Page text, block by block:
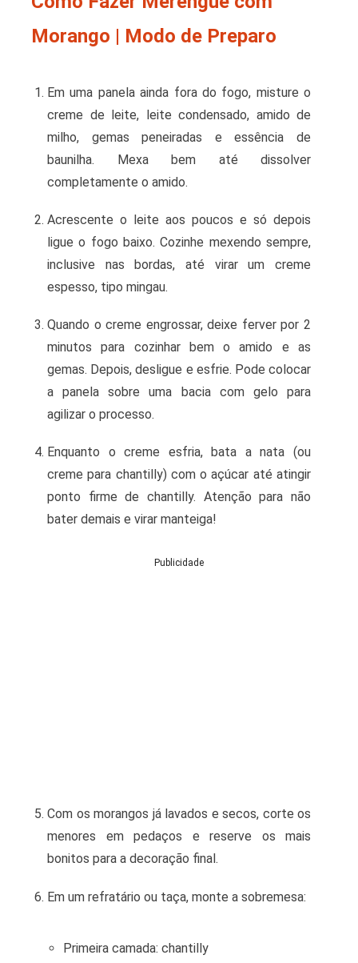
Morango | Modo de Preparo
Em uma panela ainda fora do fogo, misture o
creme de leite, leite condensado, amido de
milho, gemas peneiradas e essência de
baunilha. Mexa bem até dissolver
completamente o amido.
Acrescente o leite aos poucos e só depois
ligue o fogo baixo. Cozinhe mexendo sempre,
inclusive nas bordas, até virar um creme
espesso, tipo mingau.
Quando o creme engrossar, deixe ferver por 2
minutos para cozinhar bem o amido e as
gemas. Depois, desligue e esfrie. Pode colocar
a panela sobre uma bacia com gelo para
agilizar o processo.
Enquanto o creme esfria, bata a nata (ou
creme para chantilly) com o açúcar até atingir
ponto firme de chantilly. Atenção para não
bater demais e virar manteiga!
Publicidade
Com os morangos já lavados e secos, corte os
menores em pedaços e reserve os mais
bonitos para a decoração final.
Em um refratário ou taça, monte a sobremesa:
Primeira camada: chantilly